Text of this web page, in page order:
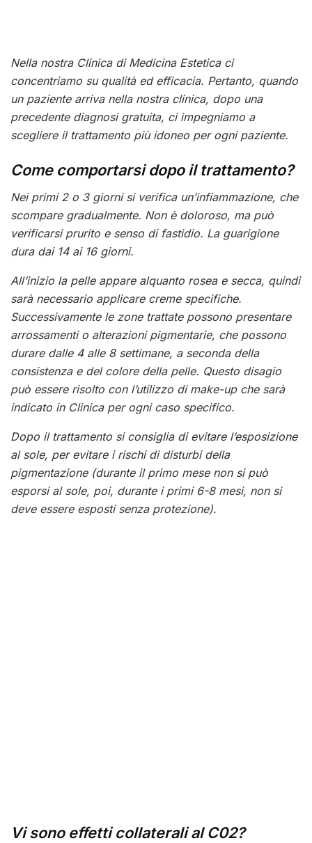
Nella nostra Clinica di Medicina Estetica ci
concentriamo su qualità ed efficacia. Pertanto, quando
un paziente arriva nella nostra clinica, dopo una
precedente diagnosi gratuita, ci impegniamo a
scegliere il trattamento più idoneo per ogni paziente.
Come comportarsi dopo il trattamento?
Nei primi 2 o 3 giorni si verifica un’infiammazione, che
scompare gradualmente. Non è doloroso, ma può
verificarsi prurito e senso di fastidio. La guarigione
dura dai 14 ai 16 giorni.
All’inizio la pelle appare alquanto rosea e secca, quindi
sarà necessario applicare creme specifiche.
Successivamente le zone trattate possono presentare
arrossamenti o alterazioni pigmentarie, che possono
durare dalle 4 alle 8 settimane, a seconda della
consistenza e del colore della pelle. Questo disagio
può essere risolto con l’utilizzo di make-up che sarà
indicato in Clinica per ogni caso specifico.
Dopo il trattamento si consiglia di evitare l’esposizione
al sole, per evitare i rischi di disturbi della
pigmentazione (durante il primo mese non si può
esporsi al sole, poi, durante i primi 6-8 mesi, non si
deve essere esposti senza protezione).
Vi sono effetti collaterali al C02?